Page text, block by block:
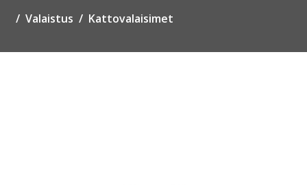
Valaistus Kattovalaisimet